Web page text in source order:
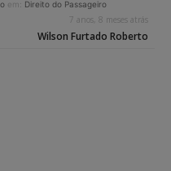
em: Direito do Passageiro
7 anos, 8 meses atrás
Wilson Furtado Roberto